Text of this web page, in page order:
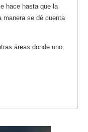
hace hasta que la
manera se dé cuenta
áreas donde uno